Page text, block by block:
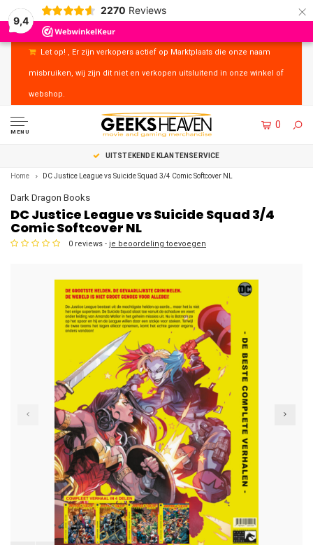
9,4
2270 Reviews ×
Let op! , Er zijn verkopers actief op Marktplaats die onze naam
misbruiken, wij zijn dit niet en verkopen uitsluitend in onze winkel of
webshop.
MENU
0
UITSTEKENDE KLANTENSERVICE
Home DC Justice League vs Suicide Squad 3/4 Comic Softcover NL
Dark Dragon Books
DC Justice League vs Suicide Squad 3/4
Comic Softcover NL
0 reviews - je beoordeling toevoegen